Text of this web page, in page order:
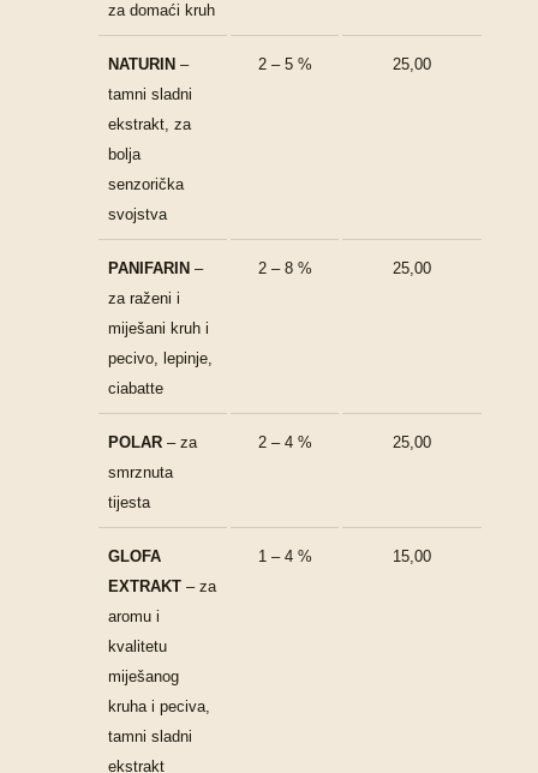
za domaći kruh
NATURIN –
tamni sladni
ekstrakt, za
bolja
senzorička
svojstva
2 – 5 % 25,00
PANIFARIN –
za raženi i
miješani kruh i
pecivo, lepinje,
ciabatte
2 – 8 % 25,00
POLAR – za
smrznuta
tijesta
2 – 4 % 25,00
GLOFA
EXTRAKT – za
aromu i
kvalitetu
miješanog
kruha i peciva,
tamni sladni
ekstrakt
1 – 4 % 15,00